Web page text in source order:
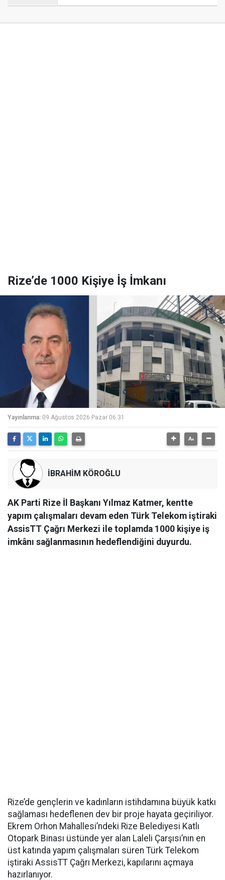
Rize’de 1000 Kişiye İş İmkanı
Yayınlanma: 09 Ağustos 2026 Pazar 06:31
İBRAHİM KÖROĞLU
AK Parti Rize İl Başkanı Yılmaz Katmer, kentte
yapım çalışmaları devam eden Türk Telekom iştiraki
AssisTT Çağrı Merkezi ile toplamda 1000 kişiye iş
imkânı sağlanmasının hedeflendiğini duyurdu.
Rize’de gençlerin ve kadınların istihdamına büyük katkı
sağlaması hedeflenen dev bir proje hayata geçiriliyor.
Ekrem Orhon Mahallesi’ndeki Rize Belediyesi Katlı
Otopark Binası üstünde yer alan Laleli Çarşısı’nın en
üst katında yapım çalışmaları süren Türk Telekom
iştiraki AssisTT Çağrı Merkezi, kapılarını açmaya
hazırlanıyor.